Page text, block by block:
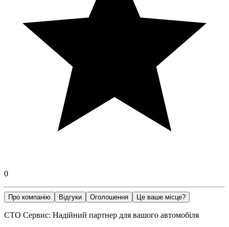
0
Про компанію Відгуки Оголошення Це ваше місце?
СТО Сервис: Надійний партнер для вашого автомобіля